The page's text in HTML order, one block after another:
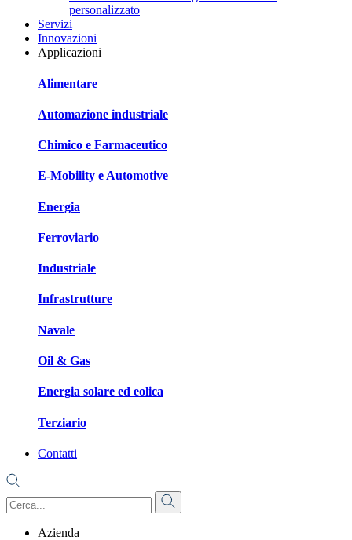
personalizzato
Servizi
Innovazioni
Applicazioni
Alimentare
Automazione industriale
Chimico e Farmaceutico
E-Mobility e Automotive
Energia
Ferroviario
Industriale
Infrastrutture
Navale
Oil & Gas
Energia solare ed eolica
Terziario
Contatti
Azienda